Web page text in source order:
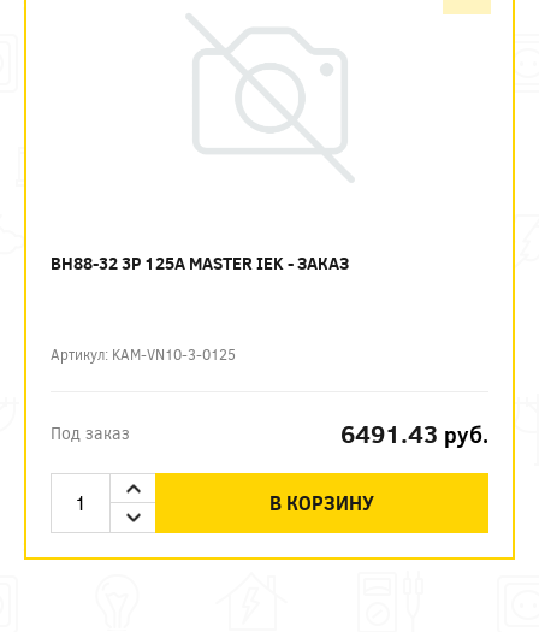
ВН88-32 3P 125А MASTER IEK - ЗАКАЗ
Артикул: KAM-VN10-3-0125
Под заказ 6491.43 руб.
В КОРЗИНУ